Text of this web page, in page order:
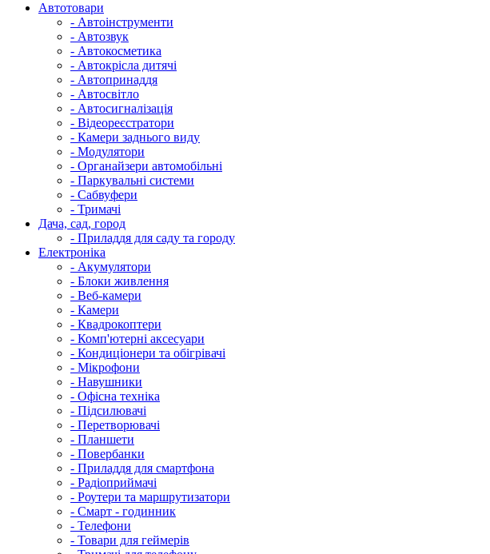
Автотовари
- Автоінструменти
- Автозвук
- Автокосметика
- Автокрісла дитячі
- Автопринаддя
- Автосвітло
- Автосигналізація
- Відеореєстратори
- Камери заднього виду
- Модулятори
- Органайзери автомобільні
- Паркувальні системи
- Сабвуфери
- Тримачі
Дача, сад, город
- Приладдя для саду та городу
Електроніка
- Акумулятори
- Блоки живлення
- Веб-камери
- Камери
- Квадрокоптери
- Комп'ютерні аксесуари
- Кондиціонери та обігрівачі
- Мікрофони
- Навушники
- Офісна техніка
- Підсилювачі
- Перетворювачі
- Планшети
- Повербанки
- Приладдя для смартфона
- Радіоприймачі
- Роутери та маршрутизатори
- Смарт - годинник
- Телефони
- Товари для геймерів